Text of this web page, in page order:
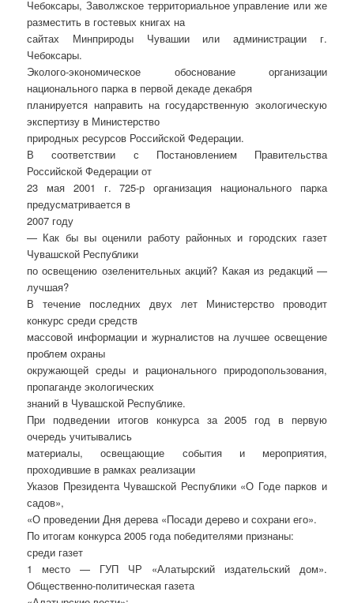
Чебоксары, Заволжское территориальное управление или же
разместить в гостевых книгах на
сайтах Минприроды Чувашии или администрации г.
Чебоксары.
Эколого-экономическое обоснование организации
национального парка в первой декаде декабря
планируется направить на государственную экологическую
экспертизу в Министерство
природных ресурсов Российской Федерации.
В соответствии с Постановлением Правительства
Российской Федерации от
23 мая 2001 г. 725-р организация национального парка
предусматривается в
2007 году
— Как бы вы оценили работу районных и городских газет
Чувашской Республики
по освещению озеленительных акций? Какая из редакций —
лучшая?
В течение последних двух лет Министерство проводит
конкурс среди средств
массовой информации и журналистов на лучшее освещение
проблем охраны
окружающей среды и рационального природопользования,
пропаганде экологических
знаний в Чувашской Республике.
При подведении итогов конкурса за 2005 год в первую
очередь учитывались
материалы, освещающие события и мероприятия,
проходившие в рамках реализации
Указов Президента Чувашской Республики «О Годе парков и
садов»,
«О проведении Дня дерева «Посади дерево и сохрани его».
По итогам конкурса 2005 года победителями признаны:
среди газет
1 место — ГУП ЧР «Алатырский издательский дом».
Общественно-политическая газета